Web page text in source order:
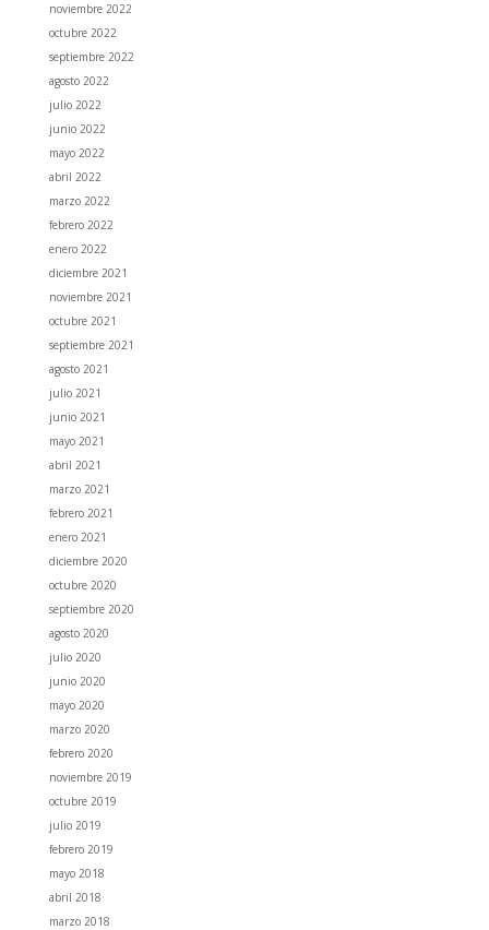
noviembre 2022
octubre 2022
septiembre 2022
agosto 2022
julio 2022
junio 2022
mayo 2022
abril 2022
marzo 2022
febrero 2022
enero 2022
diciembre 2021
noviembre 2021
octubre 2021
septiembre 2021
agosto 2021
julio 2021
junio 2021
mayo 2021
abril 2021
marzo 2021
febrero 2021
enero 2021
diciembre 2020
octubre 2020
septiembre 2020
agosto 2020
julio 2020
junio 2020
mayo 2020
marzo 2020
febrero 2020
noviembre 2019
octubre 2019
julio 2019
febrero 2019
mayo 2018
abril 2018
marzo 2018